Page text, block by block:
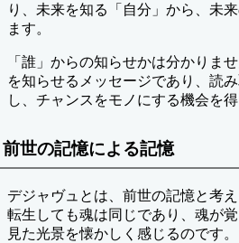
り、未来を知る「自分」から、未
ます。
「誰」からの知らせかは分かりま
を知らせるメッセージであり、読
し、チャンスをモノにする機会を得
前世の記憶による記憶
デジャヴュとは、前世の記憶と考
転生しても魂は同じであり、魂が
見た光景を懐かしく感じるのです。